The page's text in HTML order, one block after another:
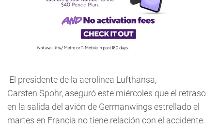
El presidente de la aerolínea Lufthansa,
Carsten Spohr, aseguró este miércoles que el retraso
en la salida del avión de Germanwings estrellado el
martes en Francia no tiene relación con el accidente.